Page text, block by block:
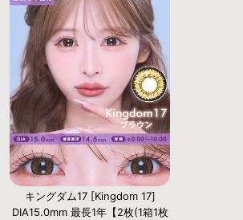
キングダム17 [Kingdom 17]
DIA15.0mm 最長1年【2枚(1箱1枚